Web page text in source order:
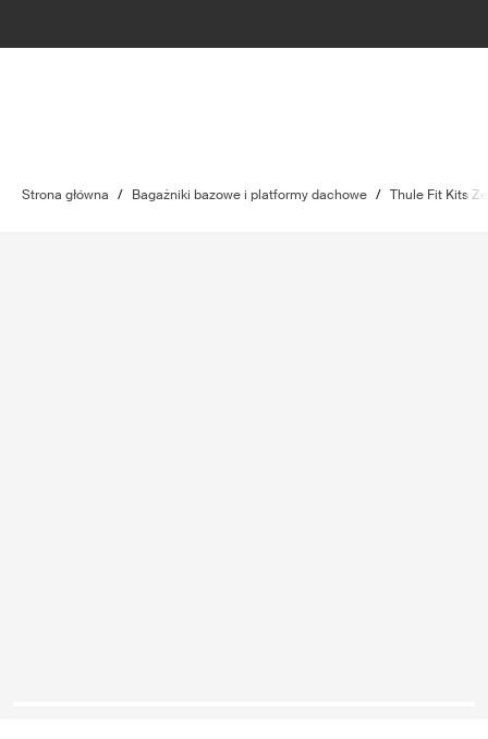
Strona główna / Bagażniki bazowe i platformy dachowe / Thule Fit Kits